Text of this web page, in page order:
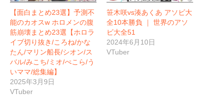
【面白まとめ23選】予測不
能のカオスw ホロメンの腹
筋崩壊まとめ23選【ホロラ
イブ切り抜き/ころね/かな
たん/マリン船長/シオン/ス
バル/みこち/ミオ/ぺこら/う
いママ/総集編】
2025年3月9日
VTuber
笹木咲vs湊あくあ アソビ大
全10本勝負 ｜ 世界のアソ
ビ大全51
2024年6月10日
VTuber